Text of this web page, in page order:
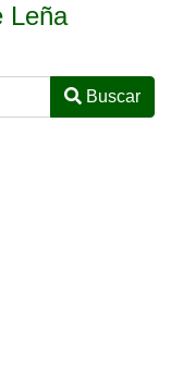
Buscar